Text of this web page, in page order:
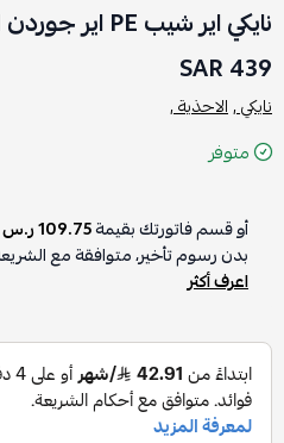
نايكي اير شيب PE اير جوردن 1
439 SAR
نايكي ,الاحذية ,
متوفر
أو قسم فاتورتك بقيمة109.75 ر.س
بدون رسوم تأخير، متوافقة مع
اعرف أكثر